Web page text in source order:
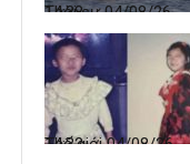
Thời sự
04/08/26, 14:38
Thế giới
04/08/26, 14:32